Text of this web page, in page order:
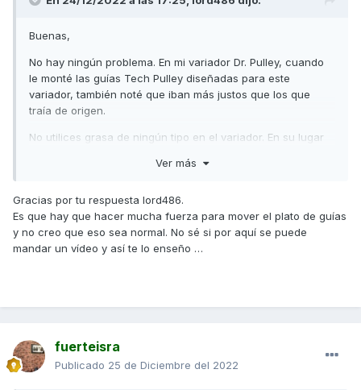
Buenas,
No hay ningún problema. En mi variador Dr. Pulley, cuando
le monté las guías Tech Pulley diseñadas para este
variador, también noté que iban más justos que los que
traía de origen.
No utilices grasa de ningún tipo en el variador. En su lugar
Saludos,
Ver más
Gracias por tu respuesta lord486.
Es que hay que hacer mucha fuerza para mover el plato de guías
y no creo que eso sea normal. No sé si por aquí se puede
mandar un vídeo y así te lo enseño …
fuerteisra
Publicado 25 de Diciembre del 2022